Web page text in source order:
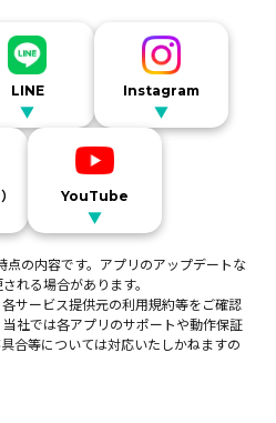
LINE
▼
Instagram
▼
YouTube
▼
の内容です。アプリのアップデートな
れる場合があります。
サービス提供元の利用規約等をご確認
社では各アプリのサポートや動作保証
合等については対応いたしかねますの